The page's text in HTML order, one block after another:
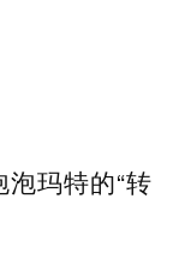
玛特的“转